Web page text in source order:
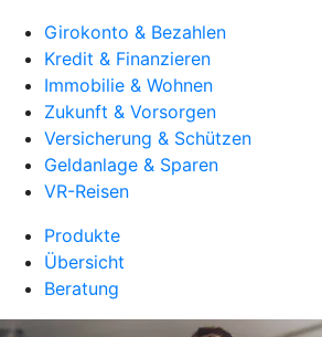
Girokonto & Bezahlen
Kredit & Finanzieren
Immobilie & Wohnen
Zukunft & Vorsorgen
Versicherung & Schützen
Geldanlage & Sparen
VR-Reisen
Produkte
Übersicht
Beratung